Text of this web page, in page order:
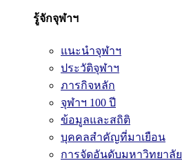
รู้จักจุฬาฯ
แนะนำจุฬาฯ
ประวัติจุฬาฯ
ภารกิจหลัก
จุฬาฯ 100 ปี
ข้อมูลและสถิติ
บุคคลสำคัญที่มาเยือน
การจัดอันดับมหาวิทยาลัย